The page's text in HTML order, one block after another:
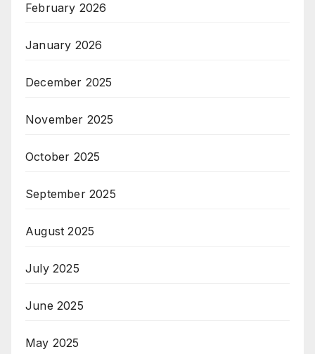
February 2026
January 2026
December 2025
November 2025
October 2025
September 2025
August 2025
July 2025
June 2025
May 2025